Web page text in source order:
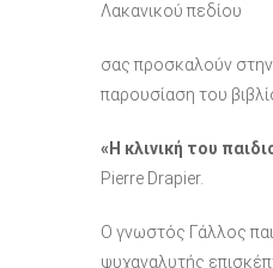
Λακανικού πεδίου
σας προσκαλούν
παρουσίαση του
«Η κλινική του
Pierre Drapier.
Ο γνωστός Γάλλος
ψυχαναλυτής